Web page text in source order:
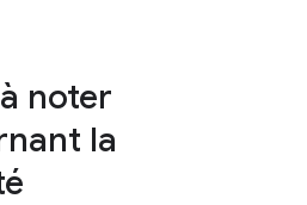
noter
la